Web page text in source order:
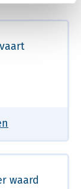
waard